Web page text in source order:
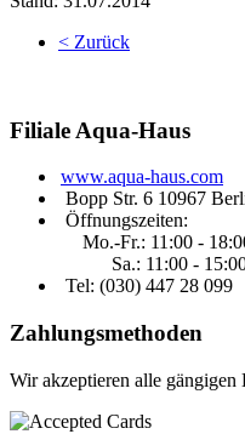
< Zurück
Filiale Aqua-Haus
www.aqua-haus.com
Bopp Str. 6 10967
Öffnungszeiten:
Mo.-Fr.: 11:00 -
Sa.: 11:00 -
Tel: (030) 447 28 099
Zahlungsmethoden
Wir akzeptieren alle